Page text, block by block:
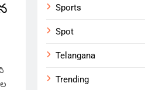
Sports
Spot
Telangana
Trending